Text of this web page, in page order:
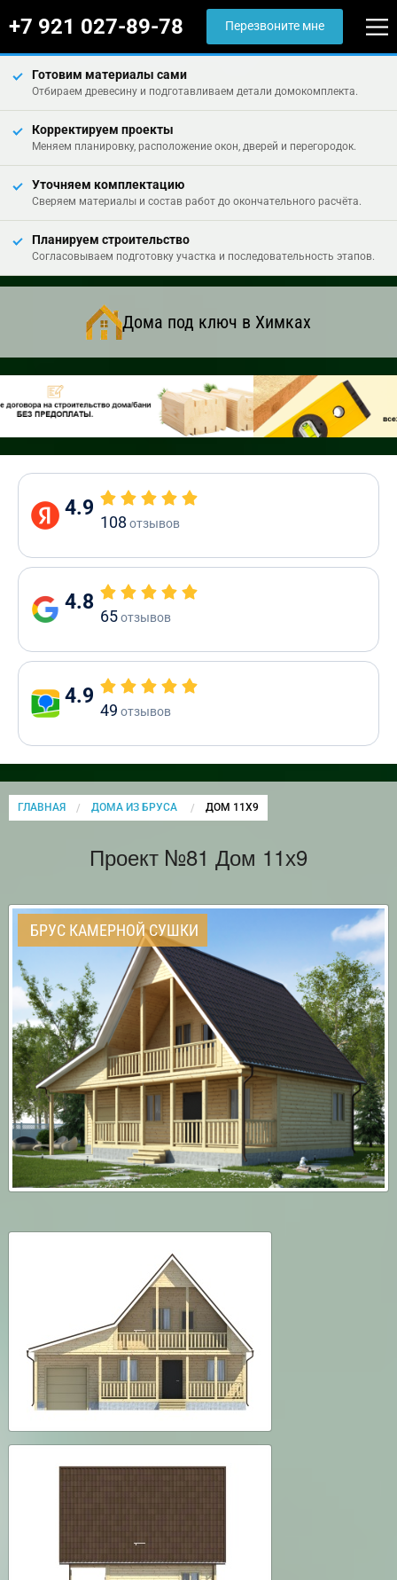
+7 921 027-89-78 Перезвоните мне
Готовим материалы сами
Отбираем древесину и подготавливаем детали домокомплекта.
Корректируем проекты
Меняем планировку, расположение окон, дверей и перегородок.
Уточняем комплектацию
Сверяем материалы и состав работ до окончательного расчёта.
Планируем строительство
Согласовываем подготовку участка и последовательность этапов.
Дома под ключ в Химках
4.9
108 отзывов
4.8
65отзывов
4.9
49 отзывов
ГЛАВНАЯ ДОМА ИЗ БРУСА CURRENT:
ДОМ 11Х9
Проект №81 Дом 11х9
БРУС КАМЕРНОЙ СУШКИ